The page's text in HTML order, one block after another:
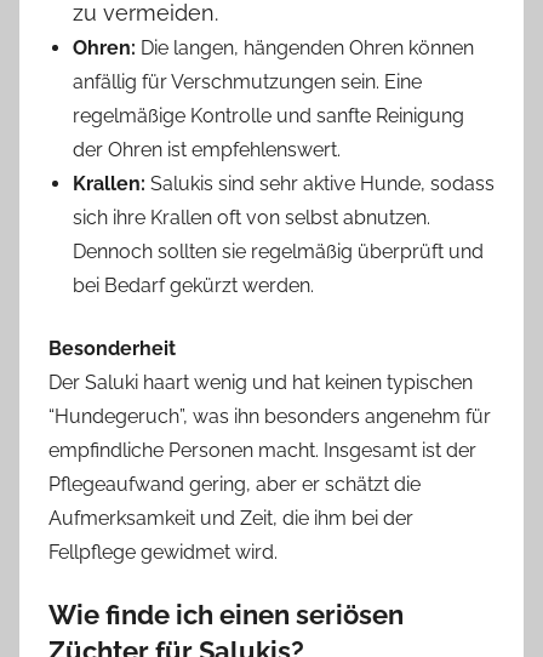
zu vermeiden.
Ohren: Die langen, hängenden Ohren können
anfällig für Verschmutzungen sein. Eine
regelmäßige Kontrolle und sanfte Reinigung
der Ohren ist empfehlenswert.
Krallen: Salukis sind sehr aktive Hunde, sodass
sich ihre Krallen oft von selbst abnutzen.
Dennoch sollten sie regelmäßig überprüft und
bei Bedarf gekürzt werden.
Besonderheit
Der Saluki haart wenig und hat keinen typischen
“Hundegeruch”, was ihn besonders angenehm für
empfindliche Personen macht. Insgesamt ist der
Pflegeaufwand gering, aber er schätzt die
Aufmerksamkeit und Zeit, die ihm bei der
Fellpflege gewidmet wird.
Wie finde ich einen seriösen